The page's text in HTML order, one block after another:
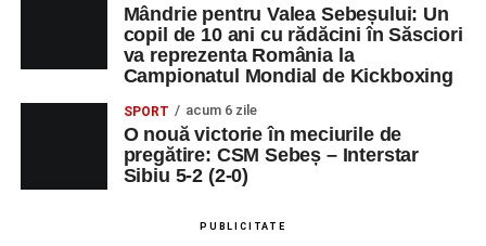
DUMINICĂ, 23 AUGUST 2026
Râpa Roșie
„Cicloaventurier de Sebeș”
al competiției MTB pentru copii.
LUNI, 24 AUGUST 2026
Mândrie pentru Valea Sebeșului: Un
copil de 10 ani cu rădăcini în Săsciori
va reprezenta România la
Campionatul Mondial de Kickboxing
SPORT acum 6 zile
O nouă victorie în meciurile de
pregătire: CSM Sebeș – Interstar
Sibiu 5-2 (2-0)
PUBLICITATE